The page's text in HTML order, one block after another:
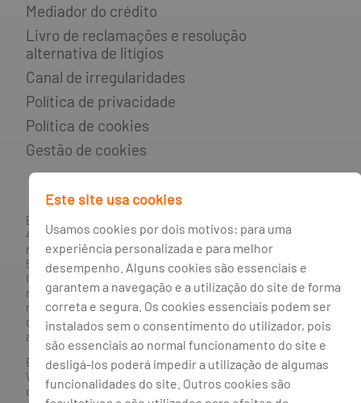
Mediador do crédito
Livro de reclamações e resolução
alternativa de litígios
Canal de irregularidades
Política de privacidade
Política de cookies
Gestão de cookies
BANCO BPI, S.A., com sede na Avenida da Boavista, 1117,
4100-129 Porto; Capital Social: € 1 293 063 324,98; matriculada
na CRC Porto sob o número de matrícula PTIRNMJ 501 214
534, como o número de identificação fiscal 501 214 534.
Intermediário financeiro registado na CMVM com o n° 300 e
no Banco de Portugal sob o código n° 10. Agente de Seguros
n.º 419527591, registado junto da Autoridade de Supervisão
de Seguros e Fundos de Pensões em 21/01/2019, e autorizado
a exercer atividade nos Ramos de Seguro Vida e Não Vida.
Banco BPI ©. Todos os direitos reservados.
Website
Acessível.O Banco BPI não se responsabiliza por
quaisquer traduções do site efetuadas através do browser,
Este site usa cookies
Usamos cookies por dois motivos: para uma
experiência personalizada e para melhor
desempenho. Alguns cookies são essenciais e
garantem a navegação e a utilização do site de forma
correta e segura. Os cookies essenciais podem ser
instalados sem o consentimento do utilizador, pois
são essenciais ao normal funcionamento do site e
desligá-los poderá impedir a utilização de algumas
funcionalidades do site. Outros cookies são